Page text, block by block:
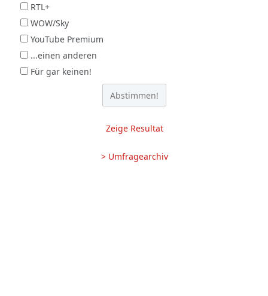
RTL+
WOW/Sky
YouTube Premium
...einen anderen
Für gar keinen!
Zeige Resultat
> Umfragearchiv